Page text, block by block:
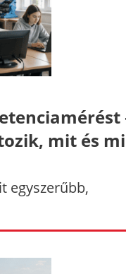
mit és
egyszerűbb,